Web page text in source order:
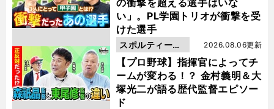
い」。PL学園トリオが衝撃を受
けた選手
【プロ野球】指揮官によってチ
ームが変わる！？ 金村義明＆大
塚光二が語る歴代監督エピソー
ド
2026.08.06更新
スポルティーバ
動画